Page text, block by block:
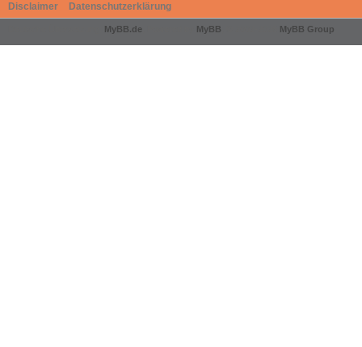
Disclaimer
Datenschutzerklärung
MyBB.de MyBB MyBB Group